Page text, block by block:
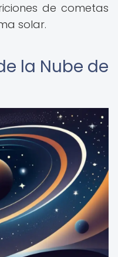
de cometas
solar.
la Nube de